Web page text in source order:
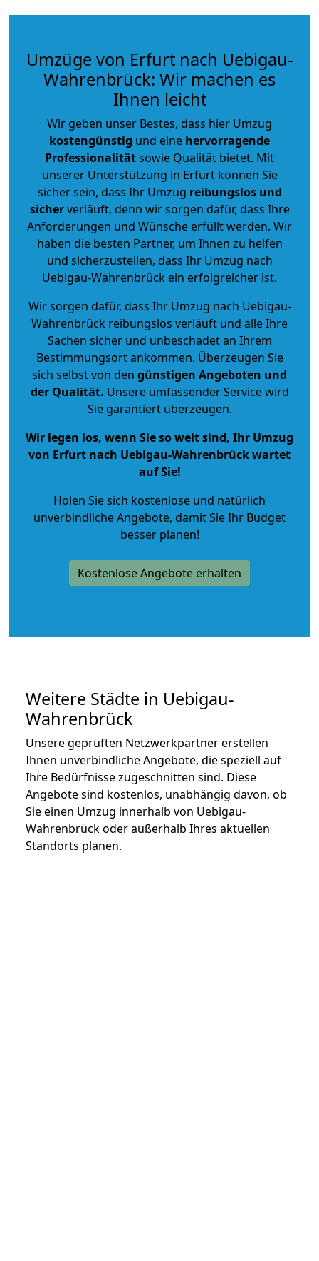
Umzüge von Erfurt nach Uebigau-
Wahrenbrück: Wir machen es
Ihnen leicht
Wir geben unser Bestes, dass hier Umzug
kostengünstig und eine hervorragende
Professionalitätsowie Qualität bietet. Mit
unserer Unterstützung in Erfurt können Sie
sicher sein, dass Ihr Umzug reibungslos und
sicherverläuft, denn wir sorgen dafür, dass Ihre
Anforderungen und Wünsche erfüllt werden. Wir
haben die besten Partner, um Ihnen zu helfen
und sicherzustellen, dass Ihr Umzug nach
Uebigau-Wahrenbrück ein erfolgreicher ist.
Wir sorgen dafür, dass Ihr Umzug nach Uebigau-
Wahrenbrück reibungslos verläuft und alle Ihre
Sachen sicher und unbeschadet an Ihrem
Bestimmungsort ankommen. Überzeugen Sie
sich selbst von den günstigen Angeboten und
der Qualität. Unsere umfassender Service wird
Sie garantiert überzeugen.
Wir legen los, wenn Sie so weit sind, Ihr Umzug
von Erfurt nach Uebigau-Wahrenbrück wartet
auf Sie!
Holen Sie sich kostenlose und natürlich
unverbindliche Angebote, damit Sie Ihr Budget
besser planen!
Kostenlose Angebote erhalten
Weitere Städte in Uebigau-
Wahrenbrück
Unsere geprüften Netzwerkpartner erstellen
Ihnen unverbindliche Angebote, die speziell auf
Ihre Bedürfnisse zugeschnitten sind. Diese
Angebote sind kostenlos, unabhängig davon, ob
Sie einen Umzug innerhalb von Uebigau-
Wahrenbrück oder außerhalb Ihres aktuellen
Standorts planen.